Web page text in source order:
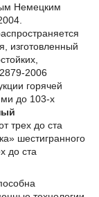
Немецким
изготовленный
2006
горячей
ми до 103-х
трех до ста
шестигранного
до ста